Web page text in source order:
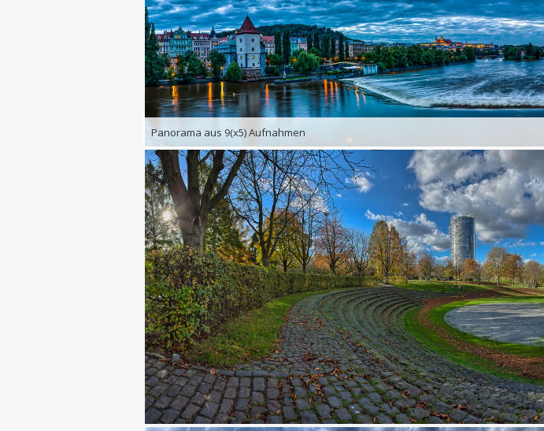
Panorama aus 9(x5) Aufnahmen